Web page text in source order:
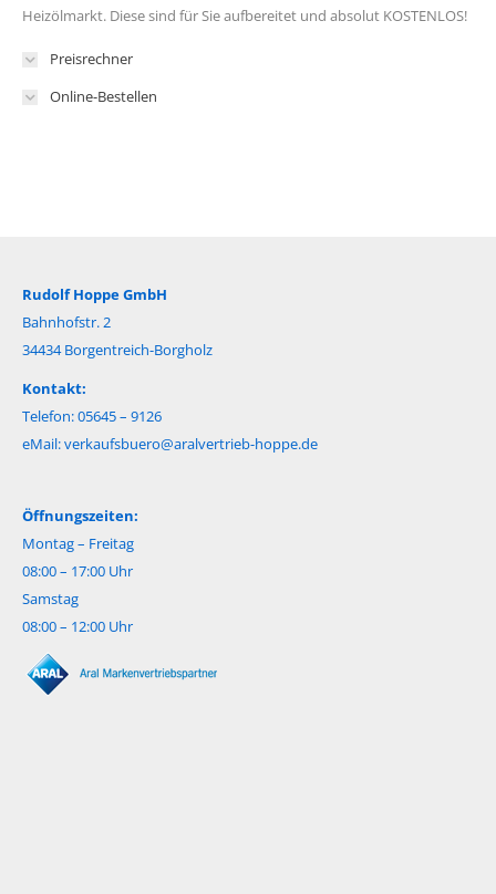
Heizölmarkt. Diese sind für Sie aufbereitet und absolut KOSTENLOS!
Preisrechner
Online-Bestellen
Rudolf Hoppe GmbH
Bahnhofstr. 2
34434 Borgentreich-Borgholz
Kontakt:
Telefon: 05645 – 9126
eMail:verkaufsbuero@aralvertrieb-hoppe.de
Öffnungszeiten:
Montag – Freitag
08:00 – 17:00 Uhr
Samstag
08:00 – 12:00 Uhr